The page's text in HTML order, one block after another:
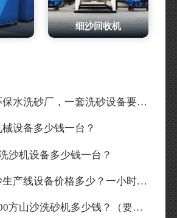
细沙回收机
投资一个环保水洗砂厂，一套洗砂设备要多少钱？
设备多少钱一台？
沙机设备多少钱一台？
一套水洗沙生产线设备价格多少？一小时产500吨
一小时产100方山沙洗砂机多少钱？（要轮斗式的）